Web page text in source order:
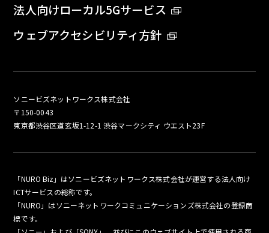
法人向けローカル5Gサービス
ウェブアクセシビリティ方針
ソニービズネットワークス株式会社
〒150-0043
東京都渋谷区道玄坂1-12-1 渋谷マークシティ ウエスト23F
「NURO Biz」はソニービズネットワークス株式会社が運営する法人向け
ICTサービスの総称です。
「NURO」はソニーネットワークコミュニケーションズ株式会社の登録商
標です。